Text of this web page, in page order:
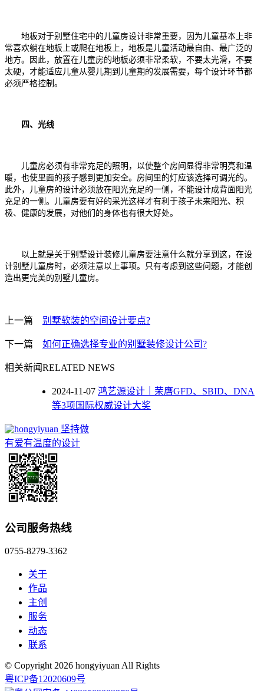
地板对于别墅住宅中的儿童房设计非常重要，因为儿童基本上非
常喜欢躺在地板上或爬在地板上，地板是儿童活动最自由、最广泛的
地方。因此，放置在儿童房的地板必须非常柔软，不要太光滑，不要
太硬，才能适应儿童从婴儿期到儿童期的发展需要，每个设计环节都
必须严格控制。
四、光线
儿童房必须有非常充足的照明，以使整个房间显得非常明亮和温
暖，也使里面的孩子感到更加安全。房间里的灯应该选择可调光的。
此外，儿童房的设计必须放在阳光充足的一侧，不能设计成背面阳光
充足的一侧。儿童房要有好的采光这样才有利于孩子未来阳光、积
极、健康的发展，对他们的身体也有很大好处。
以上就是关于别墅设计装修儿童房要注意什么就分享到这，在设
计别墅儿童房时，必须注意以上事项。只有考虑到这些问题，才能创
造出更完美的别墅儿童房。
上一篇 别墅软装的空间设计要点?
下一篇 如何正确选择专业的别墅装修设计公司?
相关新闻RELATED NEWS
2024-11-07 鸿艺源设计｜荣膺GFD、SBID、DNA
等3项国际权威设计大奖
坚持做
有爱有温度的设计
公司服务热线
0755-8279-3362
关于
作品
主创
服务
动态
联系
© Copyright 2026 hongyiyuan All Rights
粤ICP备12020609号